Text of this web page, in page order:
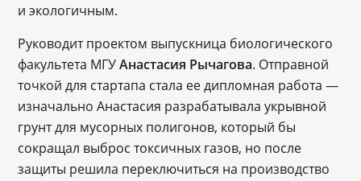
и экологичным.
Руководит проектом выпускница биологического
факультета МГУАнастасия Рычагова. Отправной
точкой для стартапа стала ее дипломная работа ―
изначально Анастасия разрабатывала укрывной
грунт для мусорных полигонов, который бы
сокращал выброс токсичных газов, но после
защиты решила переключиться на производство